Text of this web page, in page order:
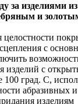
за изделиями
и
целостности
с
изделий с
100 град. С,
абразивных
изделиям